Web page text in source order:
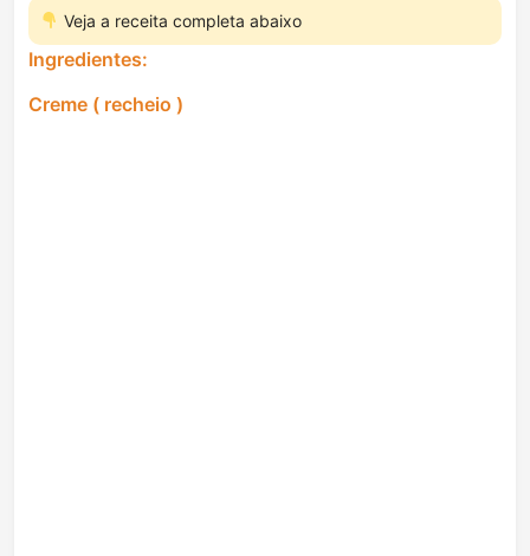
Veja a receita completa abaixo
Ingredientes:
Creme ( recheio )